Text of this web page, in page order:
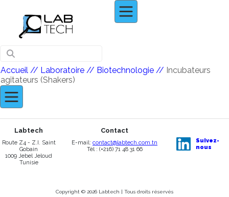
Accueil // Laboratoire // Biotechnologie // Incubateurs
agitateurs (Shakers)
Labtech
Route Z4 - Z.I. Saint
Gobain
1009 Jebel Jeloud
Tunisie
Contact
E-mail: contact@labtech.com.tn
Tél : (+216) 71 48 31 66
Suivez-
nous
Copyright © 2026 Labtech | Tous droits réservés